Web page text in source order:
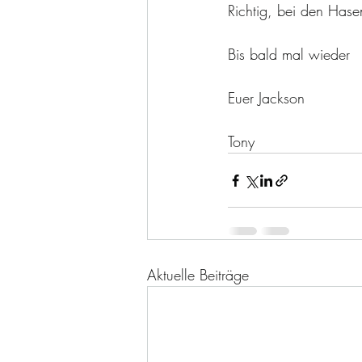
Richtig, bei den
Bis bald mal wieder
Euer Jackson
Tony
Aktuelle Beiträge